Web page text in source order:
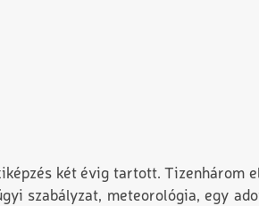
két évig tartott. Tizenhárom
szabályzat, meteorológia, egy